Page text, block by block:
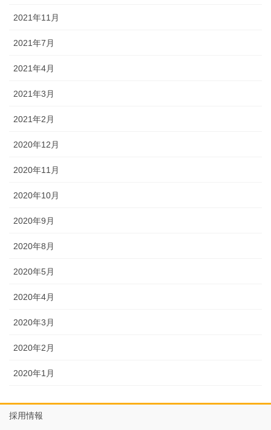
2021年11月
2021年7月
2021年4月
2021年3月
2021年2月
2020年12月
2020年11月
2020年10月
2020年9月
2020年8月
2020年5月
2020年4月
2020年3月
2020年2月
2020年1月
採用情報